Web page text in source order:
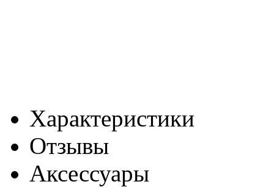
Характеристики
Отзывы
Аксессуары